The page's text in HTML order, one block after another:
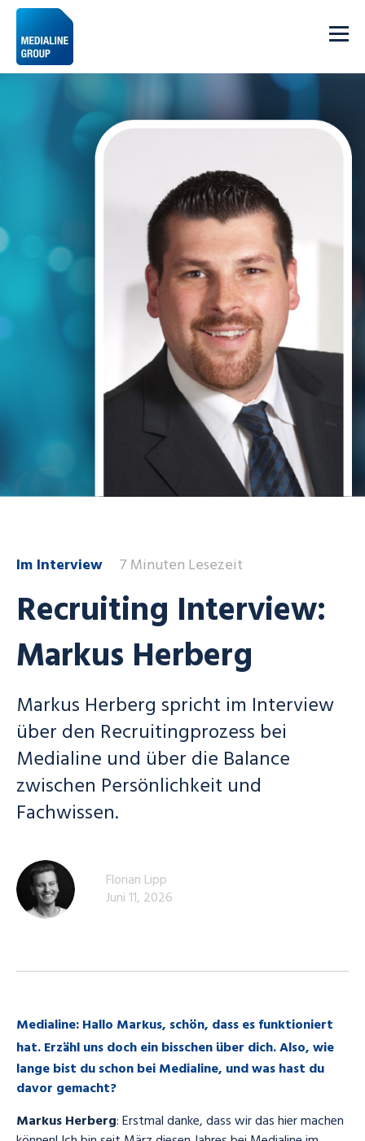
Im Interview 7 Minuten Lesezeit
Recruiting Interview:
Markus Herberg
Markus Herberg spricht im Interview
über den Recruitingprozess bei
Medialine und über die Balance
zwischen Persönlichkeit und
Fachwissen.
Florian Lipp
Juni 11, 2026
Medialine: Hallo Markus, schön, dass es funktioniert
hat.Erzähl uns doch ein bisschen über dich. Also, wie
lange bist du schon bei Medialine, und was hast du
davor gemacht?
Markus Herberg: Erstmal danke, dass wir das hier machen